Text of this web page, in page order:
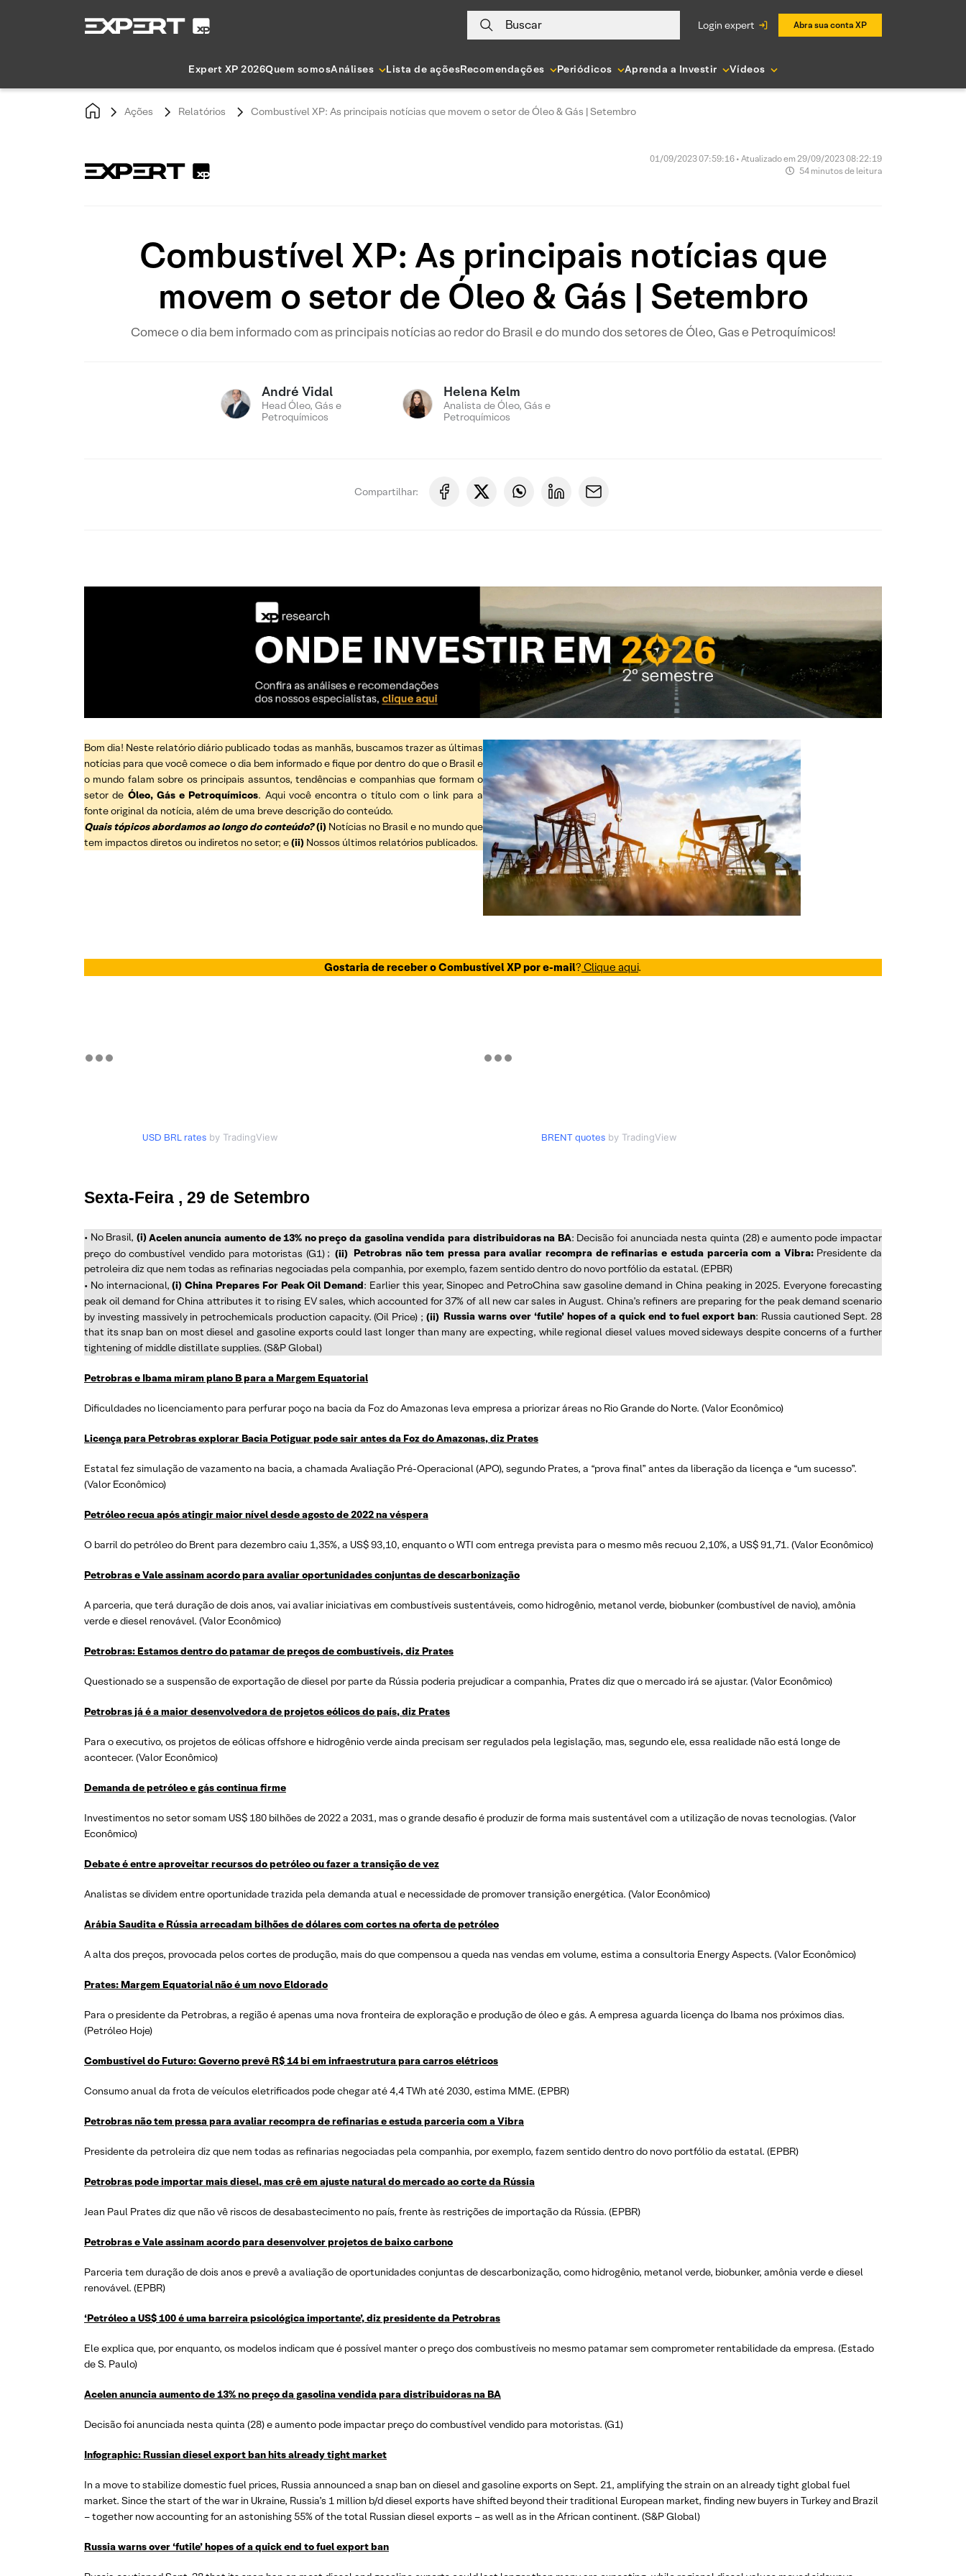
Buscar login expert Abra sua conta XP
Expert XP 2026Quem somosAnálises Lista de açõesRecomendações Periódicos Aprenda a Investir Vídeos
Ações Relatórios Combustível XP: As principais notícias que movem o setor de Óleo & Gás | Setembro
01/09/2023 07:59:16 • Atualizado em 29/09/2023 08:22:19
54 minutos de leitura
Combustível XP: As principais notícias que
movem o setor de Óleo & Gás | Setembro
Comece o dia bem informado com as principais notícias ao redor do Brasil e do mundo dos setores de Óleo, Gas e Petroquímicos!
André Vidal
Head Óleo, Gás e
Petroquímicos
Helena Kelm
Analista de Óleo, Gás e
Petroquímicos
Compartilhar:
Bom dia! Neste relatório diário publicado todas as manhãs, buscamos trazer as últimas
notícias para que você comece o dia bem informado e fique por dentro do que o Brasil e
o mundo falam sobre os principais assuntos, tendências e companhias que formam o
setor de Óleo, Gás e Petroquímicos. Aqui você encontra o título com o link para a
fonte original da notícia, além de uma breve descrição do conteúdo.
Quais tópicos abordamos ao longo do conteúdo?(i) Notícias no Brasil e no mundo que
tem impactos diretos ou indiretos no setor; e(ii) Nossos últimos relatórios publicados.
Gostaria de receber o Combustível XP por e-mail? Clique aqui.
USD BRL ratesby TradingView BRENT quotesby TradingView
Sexta-Feira , 29 de Setembro
• No Brasil, (i)Acelen anuncia aumento de 13% no preço da gasolina vendida para distribuidoras na BA: Decisão foi anunciada nesta quinta (28) e aumento pode impactar
preço do combustível vendido para motoristas (G1) ; (ii) Petrobras não tem pressa para avaliar recompra de refinarias e estuda parceria com a Vibra:Presidente da
petroleira diz que nem todas as refinarias negociadas pela companhia, por exemplo, fazem sentido dentro do novo portfólio da estatal. (EPBR)
• No internacional,(i) China Prepares For Peak Oil Demand: Earlier this year, Sinopec and PetroChina saw gasoline demand in China peaking in 2025. Everyone forecasting
peak oil demand for China attributes it to rising EV sales, which accounted for 37% of all new car sales in August. China’s refiners are preparing for the peak demand scenario
by investing massively in petrochemicals production capacity. (Oil Price) ; (ii) Russia warns over ‘futile’ hopes of a quick end to fuel export ban: Russia cautioned Sept. 28
that its snap ban on most diesel and gasoline exports could last longer than many are expecting, while regional diesel values moved sideways despite concerns of a further
tightening of middle distillate supplies. (S&P Global)
Petrobras e Ibama miram plano B para a Margem Equatorial
Dificuldades no licenciamento para perfurar poço na bacia da Foz do Amazonas leva empresa a priorizar áreas no Rio Grande do Norte. (Valor Econômico)
Licença para Petrobras explorar Bacia Potiguar pode sair antes da Foz do Amazonas, diz Prates
Estatal fez simulação de vazamento na bacia, a chamada Avaliação Pré-Operacional (APO), segundo Prates, a “prova final” antes da liberação da licença e “um sucesso”.
(Valor Econômico)
Petróleo recua após atingir maior nível desde agosto de 2022 na véspera
O barril do petróleo do Brent para dezembro caiu 1,35%, a US$ 93,10, enquanto o WTI com entrega prevista para o mesmo mês recuou 2,10%, a US$ 91,71. (Valor Econômico)
Petrobras e Vale assinam acordo para avaliar oportunidades conjuntas de descarbonização
A parceria, que terá duração de dois anos, vai avaliar iniciativas em combustíveis sustentáveis, como hidrogênio, metanol verde, biobunker (combustível de navio), amônia
verde e diesel renovável. (Valor Econômico)
Petrobras: Estamos dentro do patamar de preços de combustíveis, diz Prates
Questionado se a suspensão de exportação de diesel por parte da Rússia poderia prejudicar a companhia, Prates diz que o mercado irá se ajustar. (Valor Econômico)
Petrobras já é a maior desenvolvedora de projetos eólicos do país, diz Prates
Para o executivo, os projetos de eólicas offshore e hidrogênio verde ainda precisam ser regulados pela legislação, mas, segundo ele, essa realidade não está longe de
acontecer. (Valor Econômico)
Demanda de petróleo e gás continua firme
Investimentos no setor somam US$ 180 bilhões de 2022 a 2031, mas o grande desafio é produzir de forma mais sustentável com a utilização de novas tecnologias. (Valor
Econômico)
Debate é entre aproveitar recursos do petróleo ou fazer a transição de vez
Analistas se dividem entre oportunidade trazida pela demanda atual e necessidade de promover transição energética. (Valor Econômico)
Arábia Saudita e Rússia arrecadam bilhões de dólares com cortes na oferta de petróleo
A alta dos preços, provocada pelos cortes de produção, mais do que compensou a queda nas vendas em volume, estima a consultoria Energy Aspects. (Valor Econômico)
Prates: Margem Equatorial não é um novo Eldorado
Para o presidente da Petrobras, a região é apenas uma nova fronteira de exploração e produção de óleo e gás. A empresa aguarda licença do Ibama nos próximos dias.
(Petróleo Hoje)
Combustível do Futuro: Governo prevê R$ 14 bi em infraestrutura para carros elétricos
Consumo anual da frota de veículos eletrificados pode chegar até 4,4 TWh até 2030, estima MME. (EPBR)
Petrobras não tem pressa para avaliar recompra de refinarias e estuda parceria com a Vibra
Presidente da petroleira diz que nem todas as refinarias negociadas pela companhia, por exemplo, fazem sentido dentro do novo portfólio da estatal. (EPBR)
Petrobras pode importar mais diesel, mas crê em ajuste natural do mercado ao corte da Rússia
Jean Paul Prates diz que não vê riscos de desabastecimento no país, frente às restrições de importação da Rússia. (EPBR)
Petrobras e Vale assinam acordo para desenvolver projetos de baixo carbono
Parceria tem duração de dois anos e prevê a avaliação de oportunidades conjuntas de descarbonização, como hidrogênio, metanol verde, biobunker, amônia verde e diesel
renovável. (EPBR)
‘Petróleo a US$ 100 é uma barreira psicológica importante’, diz presidente da Petrobras
Ele explica que, por enquanto, os modelos indicam que é possível manter o preço dos combustíveis no mesmo patamar sem comprometer rentabilidade da empresa. (Estado
de S. Paulo)
Acelen anuncia aumento de 13% no preço da gasolina vendida para distribuidoras na BA
Decisão foi anunciada nesta quinta (28) e aumento pode impactar preço do combustível vendido para motoristas. (G1)
Infographic: Russian diesel export ban hits already tight market
In a move to stabilize domestic fuel prices, Russia announced a snap ban on diesel and gasoline exports on Sept. 21, amplifying the strain on an already tight global fuel
market. Since the start of the war in Ukraine, Russia’s 1 million b/d diesel exports have shifted beyond their traditional European market, finding new buyers in Turkey and Brazil
– together now accounting for an astonishing 55% of the total Russian diesel exports – as well as in the African continent. (S&P Global)
Russia warns over ‘futile’ hopes of a quick end to fuel export ban